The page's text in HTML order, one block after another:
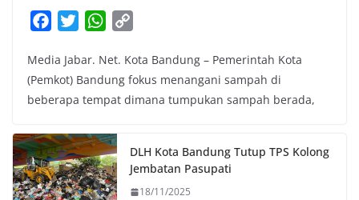
c
e
b
o
k
i
t
t
r
W
a
t
s
p
p
p
y
L
n
k
Media Jabar. Net. Kota Bandung – Pemerintah Kota
(Pemkot) Bandung fokus menangani sampah di
beberapa tempat dimana tumpukan sampah berada,
DLH Kota Bandung Tutup TPS Kolong
Jembatan Pasupati
18/11/2025